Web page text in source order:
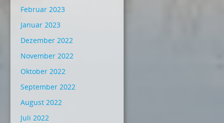
Februar 2023
Januar 2023
Dezember 2022
November 2022
Oktober 2022
September 2022
August 2022
Juli 2022